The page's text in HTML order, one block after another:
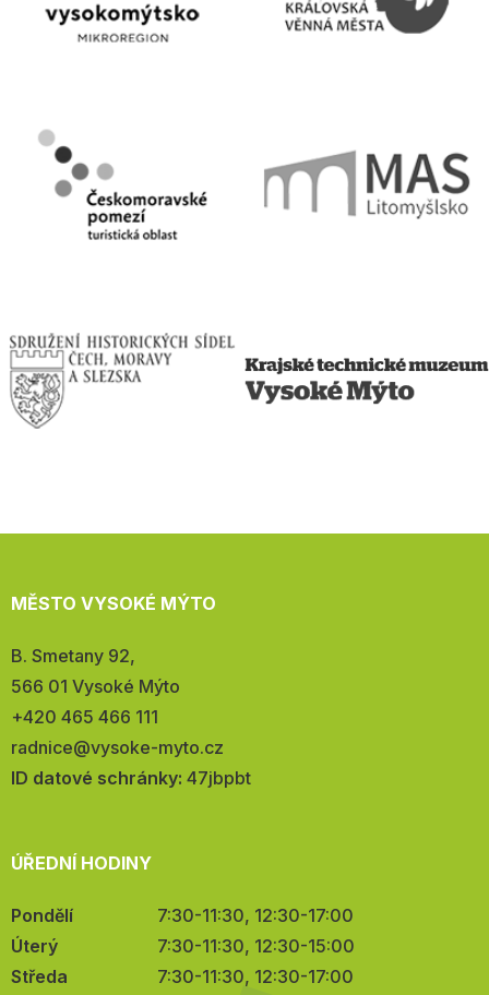
MĚSTO VYSOKÉ MÝTO
Adresa:
B. Smetany 92,
566 01 Vysoké Mýto
Telefon:
+420 465 466 111
E-
mail:
radnice@vysoke-myto.cz
ID datové schránky: 47jbpbt
ÚŘEDNÍ HODINY
Pondělí
7:30-11:30, 12:30-17:00
Úterý
7:30-11:30, 12:30-15:00
Středa
7:30-11:30, 12:30-17:00